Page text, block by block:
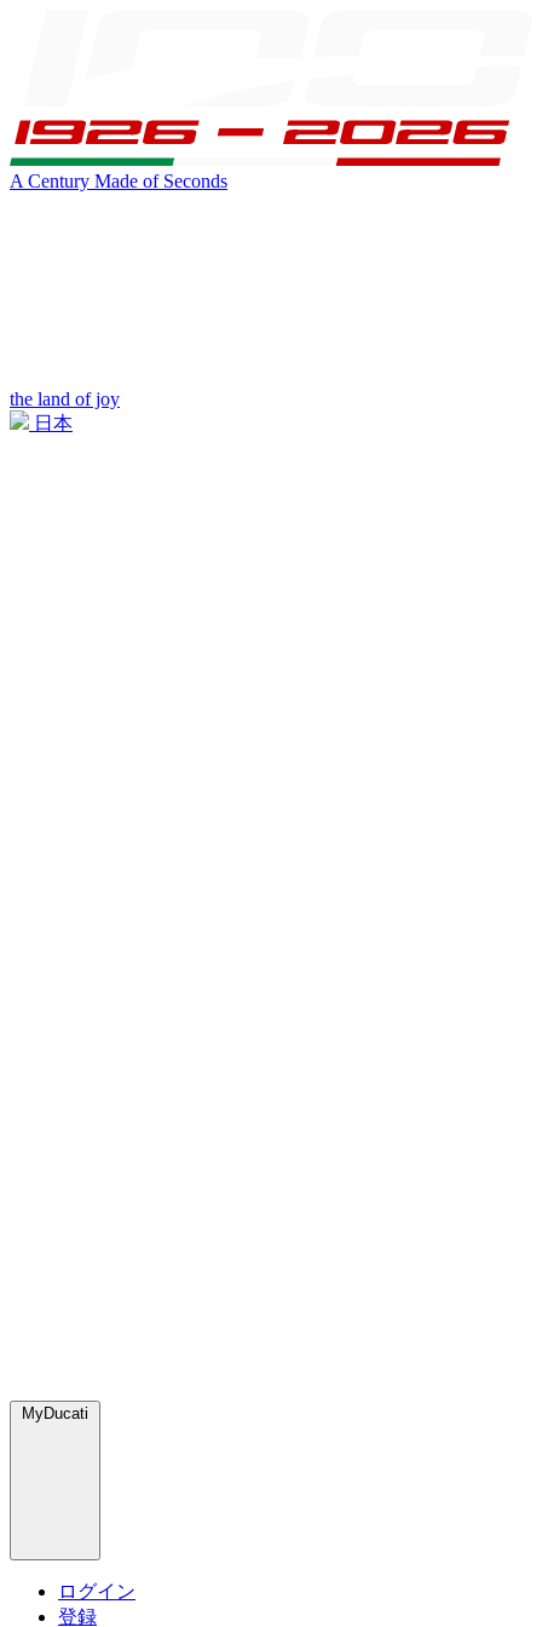
A Century Made of Seconds
the land of joy
日本
MyDucati
ログイン
登録